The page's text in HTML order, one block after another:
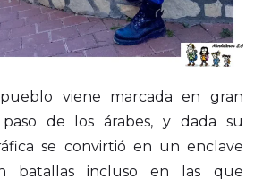
viene marcada en gran
de los árabes, y dada su
se convirtió en un enclave
batallas incluso en las que